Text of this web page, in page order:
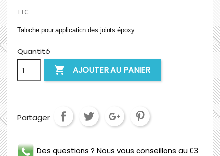
TTC
Taloche pour application des joints époxy.
Quantité
 AJOUTER AU PANIER
Partager
Des questions ? Nous vous conseillons au 03